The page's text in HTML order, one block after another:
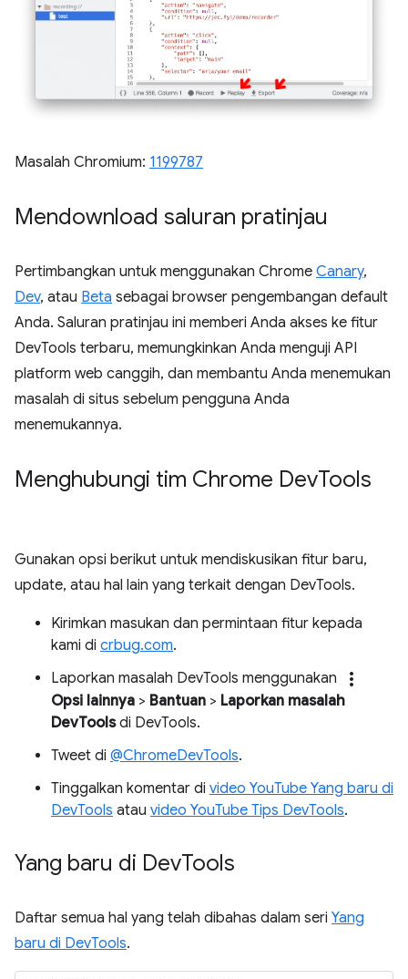
Masalah Chromium: 1199787
Mendownload saluran pratinjau
Pertimbangkan untuk menggunakan Chrome Canary,
Dev, atau Beta sebagai browser pengembangan default
Anda. Saluran pratinjau ini memberi Anda akses ke fitur
DevTools terbaru, memungkinkan Anda menguji API
platform web canggih, dan membantu Anda menemukan
masalah di situs sebelum pengguna Anda
menemukannya.
Menghubungi tim Chrome DevTools
Gunakan opsi berikut untuk mendiskusikan fitur baru,
update, atau hal lain yang terkait dengan DevTools.
Kirimkan masukan dan permintaan fitur kepada
kami di crbug.com.
Laporkan masalah DevTools menggunakan
more_vert
Opsi lainnya > Bantuan > Laporkan masalah
DevToolsdi DevTools.
Tweet di @ChromeDevTools.
Tinggalkan komentar di video YouTube Yang baru di
DevTools atau video YouTube Tips DevTools.
Yang baru di DevTools
Daftar semua hal yang telah dibahas dalam seri Yang
baru di DevTools.